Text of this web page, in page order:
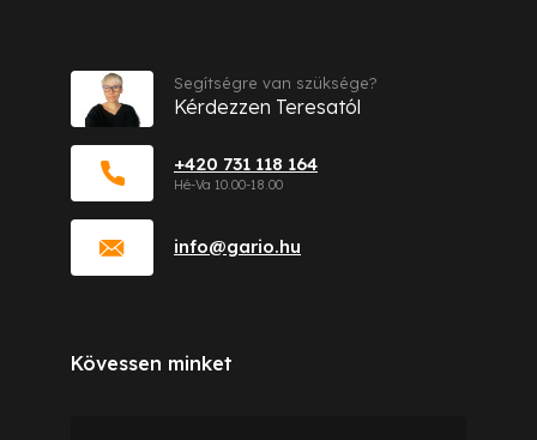
info@gario.hu
+420 731 118 164
Segítségre van szüksége?
Kérdezzen Teresatól
Kövessen minket